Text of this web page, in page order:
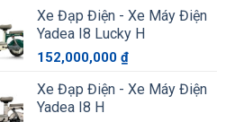
Xe Đạp Điện - Xe Máy Điện
Yadea I8 Lucky H
152,000,000 ₫
Xe Đạp Điện - Xe Máy Điện
Yadea I8 H